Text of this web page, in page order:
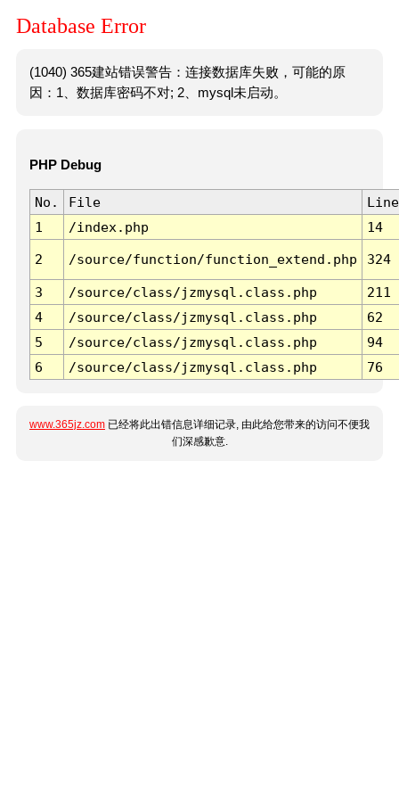
Database Error
(1040) 365建站错误警告：连接数据库失败，可能的原
因：1、数据库密码不对; 2、mysql未启动。
PHP Debug
No. File
Line
1
/index.php 14
2 /source/function/function_extend.php 324
3 /source/class/jzmysql.class.php
211
4
/source/class/jzmysql.class.php
62
5
/source/class/jzmysql.class.php
94
6
/source/class/jzmysql.class.php 76
www.365jz.com 已经将此出错信息详细记录, 由此给您带来的访问不便我
们深感歉意.